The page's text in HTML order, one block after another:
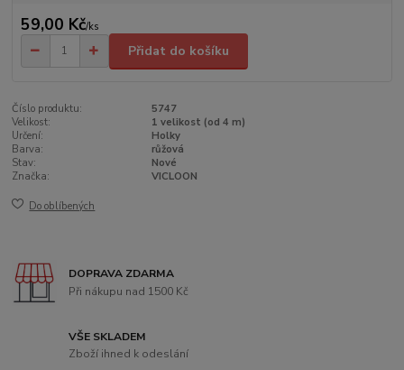
59,00 Kč/ks
Přidat do košíku
Číslo produktu:
5747
Velikost:
1 velikost (od 4 m)
Určení:
Holky
Barva:
růžová
Stav:
Nové
Značka:
VICLOON
Do oblíbených
DOPRAVA ZDARMA
Při nákupu nad 1500 Kč
VŠE SKLADEM
Zboží ihned k odeslání